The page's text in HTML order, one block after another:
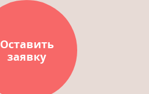
Оставить
заявку